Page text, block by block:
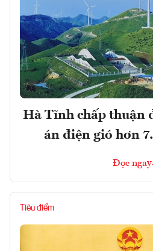
Hà Tĩnh chấp thuận
án điện gió hơn
Đọc ngay
Tiêu điểm